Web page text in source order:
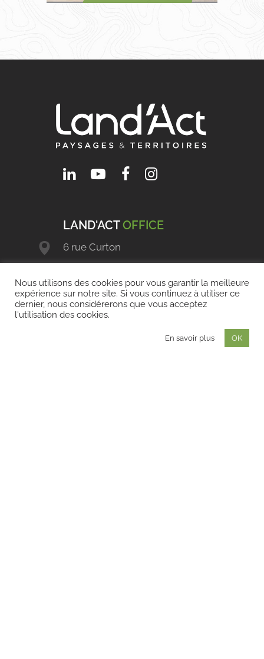
LAND'ACTOFFICE
6 rue Curton
+33 (0)1 41 11 80 11
contact@land-act.fr
Nous utilisons des cookies pour vous garantir la meilleure
expérience sur notre site. Si vous continuez à utiliser ce
dernier, nous considérerons que vous acceptez
l'utilisation des cookies.
En savoir plus OK